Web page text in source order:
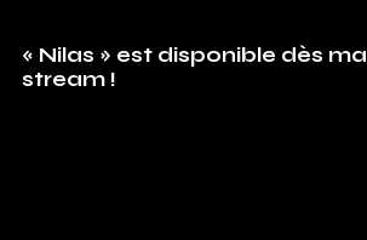
« Nilas » est disponible dès
stream !